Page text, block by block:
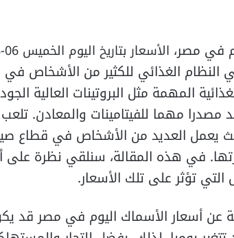
في مصر، الأسعار بتاريخ اليوم الخميس 06-08-2026.
النظام الغذائي للكثير من
المهمة مثل البروتينات العالية
وهي تعد مصدرا مهما للفيتامينات والمعادن.
يعمل العديد من الأشخاص في قطاع
في هذه المقالة، سنلقي نظرة
تؤثر على تلك الأسعار.
عن أسعار الأسماك اليوم في مصر قد